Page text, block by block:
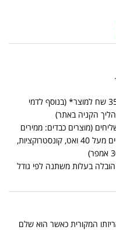
ישנה אפשרות לדואר שליחים בתוספת של 35 שח למוצר* (בנוסף לדמי
הקניה באתר)
(מוצרים כבדים: ממירים
מכניים מ 3000 ואט ומעלה, פאנלים סולאריים מעל 40 ואט, קונסטרוקציות,
בעלות משתנה לפי גודל
מיום הקניה באריזתו המקורית כאשר הוא שלם